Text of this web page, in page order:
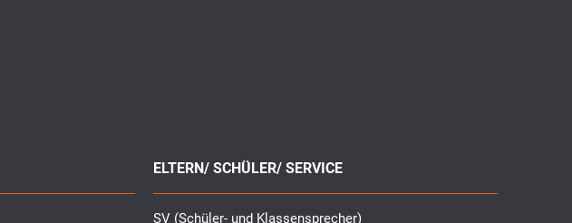
ELTERN/ SCHÜLER/ SERVICE
SV (Schüler- und Klassensprecher)